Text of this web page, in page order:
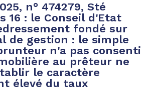
n° 474279, Sté
16 : le Conseil d'Etat
fondé sur
de gestion : le simple
n'a pas consenti
au prêteur ne
le caractère
élevé du taux